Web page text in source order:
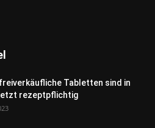
Tabletten sind in
rezeptpflichtig